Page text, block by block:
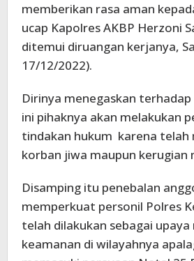
memberikan rasa aman
ucap Kapolres AKBP Herzoni
ditemui diruangan kerjanya,
17/12/2022).
Dirinya menegaskan
ini pihaknya akan melakukan
tindakan hukum karena telah
korban jiwa maupun kerugian
Disamping itu penebalan
memperkuat personil Polres
telah dilakukan sebagai
keamanan di wilayahnya